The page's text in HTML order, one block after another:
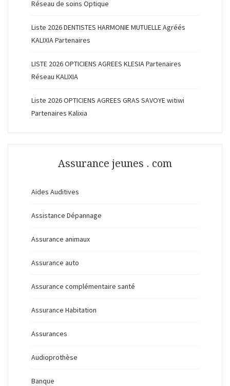
Réseau de soins Optique
Liste 2026 DENTISTES HARMONIE MUTUELLE Agréés
KALIXIA Partenaires
LISTE 2026 OPTICIENS AGREES KLESIA Partenaires
Réseau KALIXIA
Liste 2026 OPTICIENS AGREES GRAS SAVOYE witiwi
Partenaires Kalixia
Assurance jeunes . com
Aides Auditives
Assistance Dépannage
Assurance animaux
Assurance auto
Assurance complémentaire santé
Assurance Habitation
Assurances
Audioprothèse
Banque